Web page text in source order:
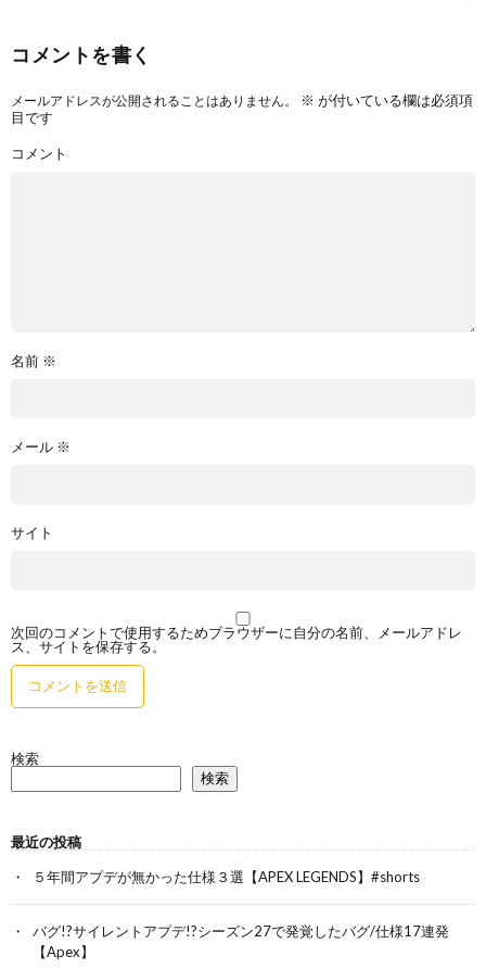
コメントを書く
メールアドレスが公開されることはありません。 ※ が付いている欄は必須項
目です
コメント
名前 ※
メール ※
サイト
次回のコメントで使用するためブラウザーに自分の名前、メールアドレ
ス、サイトを保存する。
検索
検索
最近の投稿
５年間アプデが無かった仕様３選【APEX LEGENDS】#shorts
バグ!?サイレントアプデ!?シーズン27で発覚したバグ/仕様17連発
【Apex】